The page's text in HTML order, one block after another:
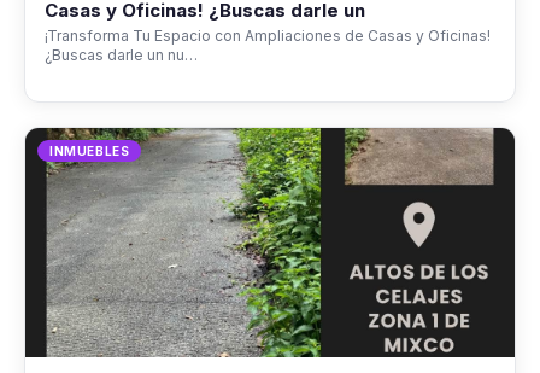
Casas y Oficinas! ¿Buscas darle un
¡Transforma Tu Espacio con Ampliaciones de Casas y Oficinas!
¿Buscas darle un nu…
INMUEBLES